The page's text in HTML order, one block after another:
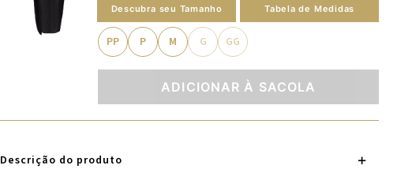
Descubra seu Tamanho Tabela de Medidas
PP P M G GG
ADICIONAR À SACOLA
Descrição do produto